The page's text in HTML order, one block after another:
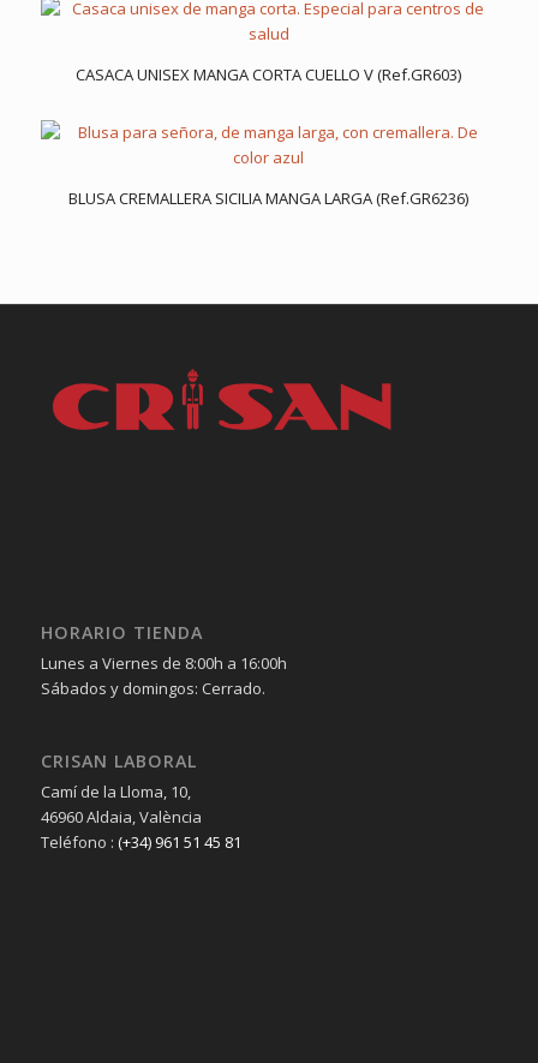
CASACA UNISEX MANGA CORTA CUELLO V (Ref.GR603)
BLUSA CREMALLERA SICILIA MANGA LARGA (Ref.GR6236)
HORARIO TIENDA
Lunes a Viernes de 8:00h a 16:00h
Sábados y domingos: Cerrado.
CRISAN LABORAL
Camí de la Lloma, 10,
46960 Aldaia, València
Teléfono : (+34) 961 51 45 81